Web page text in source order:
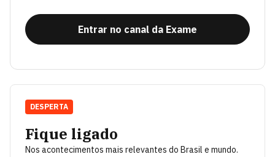
Entrar no canal da Exame
Fique ligado
Nos acontecimentos mais relevantes do Brasil e mundo.
DESPERTA